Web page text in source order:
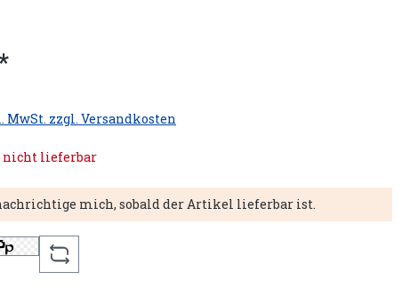
zzgl. Versandkosten
lieferbar
mich, sobald der Artikel lieferbar ist.